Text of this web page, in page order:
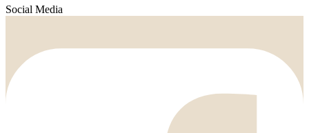
Social Media